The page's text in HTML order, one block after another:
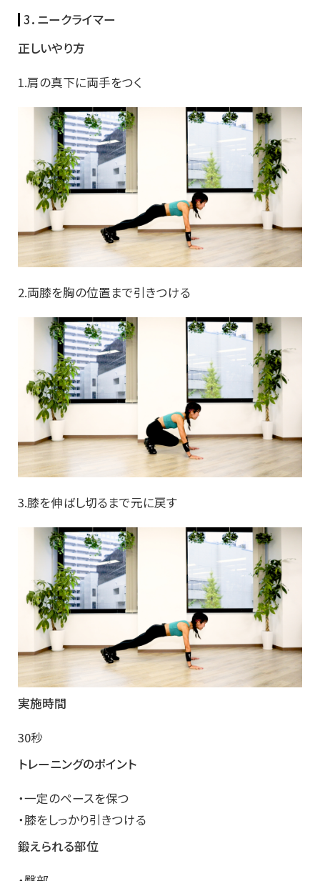
3．ニークライマー
正しいやり方
1.肩の真下に両手をつく
2.両膝を胸の位置まで引きつける
3.膝を伸ばし切るまで元に戻す
実施時間
30秒
トレーニングのポイント
・一定のペースを保つ
・膝をしっかり引きつける
鍛えられる部位